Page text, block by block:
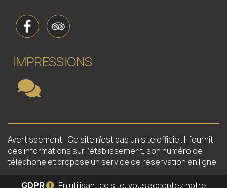
IMPRESSIONS
Avertissement : Ce site n’est pas un site officiel. Il fournit
des informations sur l’établissement, son numéro de
téléphone et propose un service de réservation en ligne.
GDPR En utilisant ce site, vous acceptez notre